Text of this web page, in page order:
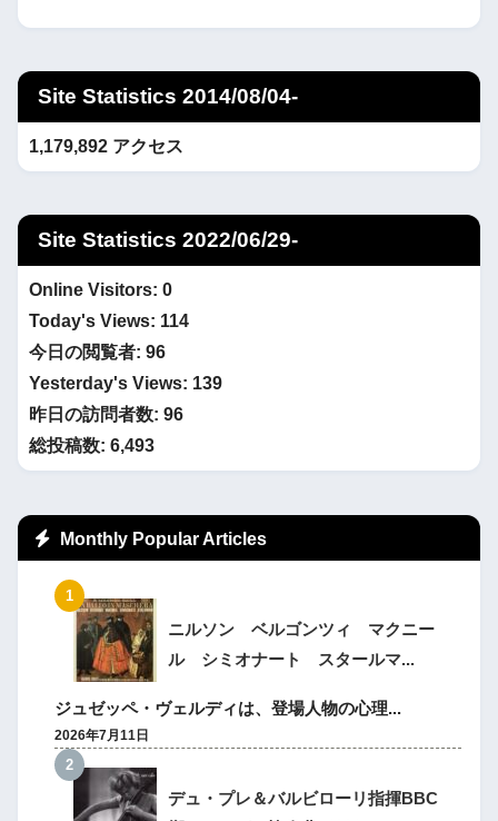
Site Statistics 2014/08/04-
1,179,892 アクセス
Site Statistics 2022/06/29-
Online Visitors: 0
Today's Views: 114
今日の閲覧者: 96
Yesterday's Views: 139
昨日の訪問者数: 96
総投稿数: 6,493
Monthly Popular Articles
ニルソン ベルゴンツィ マクニー
ル シミオナート スタールマ...
ジュゼッペ・ヴェルディは、登場人物の心理...
2026年7月11日
デュ・プレ＆バルビローリ指揮BBC